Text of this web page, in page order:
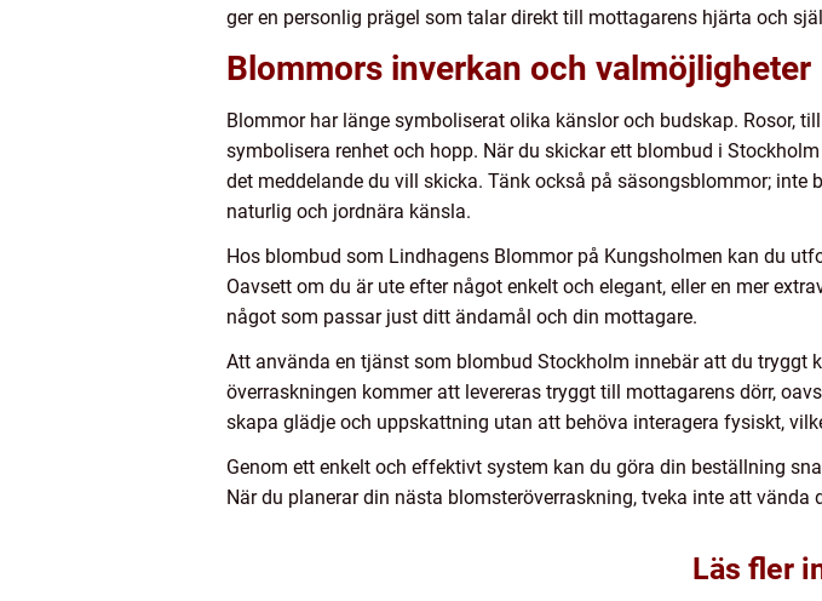
ger en personlig prägel som talar direkt till mottagarens hjärta och
Blommors inverkan och valmöjligheter
Blommor har länge symboliserat olika känslor och budskap. Rosor,
symbolisera renhet och hopp. När du skickar ett blombud i
det meddelande du vill skicka. Tänk också på säsongsblommor; inte
naturlig och jordnära känsla.
Hos blombud som Lindhagens Blommor på Kungsholmen kan du
Oavsett om du är ute efter något enkelt och elegant, eller en mer
något som passar just ditt ändamål och din mottagare.
Att använda en tjänst som blombud Stockholm innebär att du tryggt
överraskningen kommer att levereras tryggt till mottagarens dörr,
skapa glädje och uppskattning utan att behöva interagera fysiskt,
Genom ett enkelt och effektivt system kan du göra din beställning
När du planerar din nästa blomsteröverraskning, tveka inte att
Läs fler